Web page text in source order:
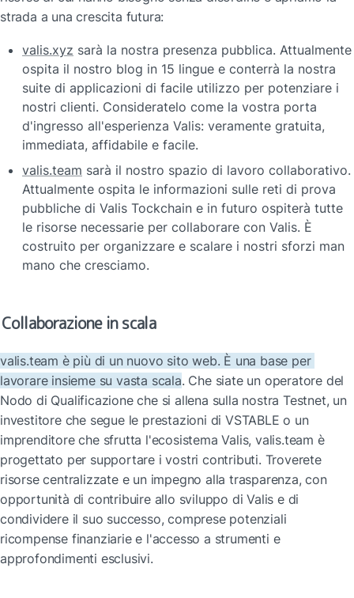
strada a una crescita futura:
valis.xyz sarà la nostra presenza pubblica. Attualmente
ospita il nostro blog in 15 lingue e conterrà la nostra
suite di applicazioni di facile utilizzo per potenziare i
nostri clienti. Consideratelo come la vostra porta
d'ingresso all'esperienza Valis: veramente gratuita,
immediata, affidabile e facile.
valis.team sarà il nostro spazio di lavoro collaborativo.
Attualmente ospita le informazioni sulle reti di prova
pubbliche di Valis Tockchain e in futuro ospiterà tutte
le risorse necessarie per collaborare con Valis. È
costruito per organizzare e scalare i nostri sforzi man
mano che cresciamo.
Collaborazione in scala
valis.team è più di un nuovo sito web. È una base per
lavorare insieme su vasta scala. Che siate un operatore del
Nodo di Qualificazione che si allena sulla nostra Testnet, un
investitore che segue le prestazioni di VSTABLE o un
imprenditore che sfrutta l'ecosistema Valis, valis.team è
progettato per supportare i vostri contributi. Troverete
risorse centralizzate e un impegno alla trasparenza, con
opportunità di contribuire allo sviluppo di Valis e di
condividere il suo successo, comprese potenziali
ricompense finanziarie e l'accesso a strumenti e
approfondimenti esclusivi.